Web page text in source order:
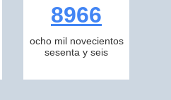
8966
ocho mil novecientos
sesenta y seis